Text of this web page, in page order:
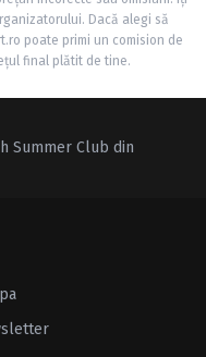
Dacă alegi să
poate primi un comision de
final plătit de tine.
Summer Club din